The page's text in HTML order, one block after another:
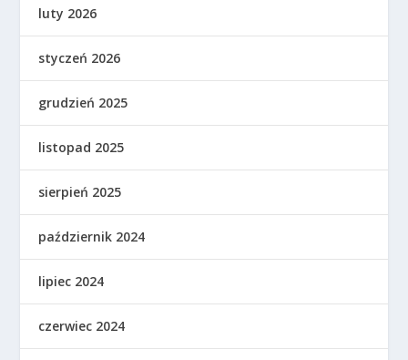
luty 2026
styczeń 2026
grudzień 2025
listopad 2025
sierpień 2025
październik 2024
lipiec 2024
czerwiec 2024